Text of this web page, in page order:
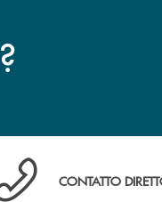
?
Hai bisogno di
CONTATTO